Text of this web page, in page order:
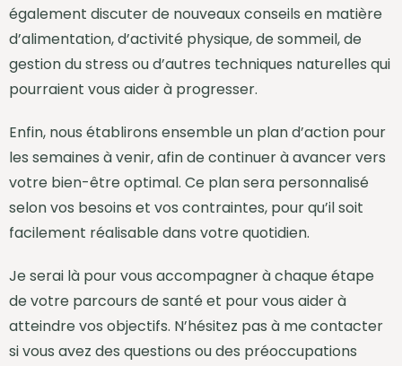
également discuter de nouveaux conseils en matière
d’alimentation, d’activité physique, de sommeil, de
gestion du stress ou d’autres techniques naturelles qui
pourraient vous aider à progresser.
Enfin, nous établirons ensemble un plan d’action pour
les semaines à venir, afin de continuer à avancer vers
votre bien-être optimal. Ce plan sera personnalisé
selon vos besoins et vos contraintes, pour qu’il soit
facilement réalisable dans votre quotidien.
Je serai là pour vous accompagner à chaque étape
de votre parcours de santé et pour vous aider à
atteindre vos objectifs. N’hésitez pas à me contacter
si vous avez des questions ou des préoccupations